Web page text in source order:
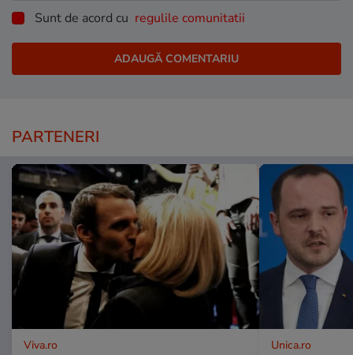
Sunt de acord cu regulile comunitatii
PARTENERI
Viva.ro Unica.ro